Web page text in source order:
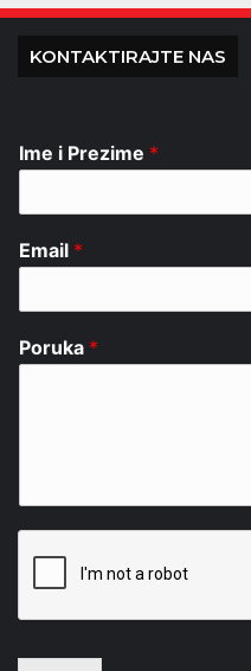
KONTAKTIRAJTE NAS
Ime i Prezime *
Email *
Poruka *